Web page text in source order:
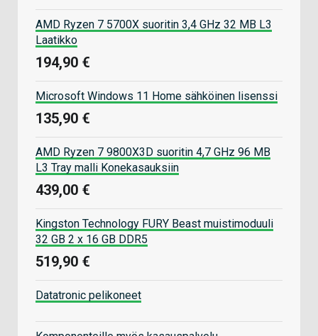
AMD Ryzen 7 5700X suoritin 3,4 GHz 32 MB L3
Laatikko
194,90 €
Microsoft Windows 11 Home sähköinen lisenssi
135,90 €
AMD Ryzen 7 9800X3D suoritin 4,7 GHz 96 MB
L3 Tray malli Konekasauksiin
439,00 €
Kingston Technology FURY Beast muistimoduuli
32 GB 2 x 16 GB DDR5
519,90 €
Datatronic pelikoneet